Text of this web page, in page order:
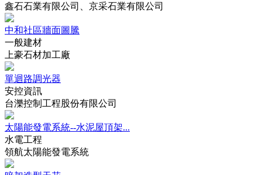
鑫石石業有限公司、京采石業有限公司
中和社區牆面圖騰
一般建材
上豪石材加工廠
單迴路調光器
安控資訊
台濼控制工程股份有限公司
太陽能發電系統--水泥屋頂架...
水電工程
領航太陽能發電系統